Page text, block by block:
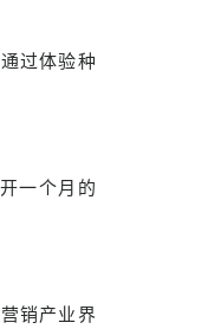
过体验种
一个月的
销产业界